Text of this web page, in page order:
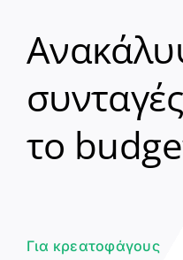
το
Για κρεατοφάγους